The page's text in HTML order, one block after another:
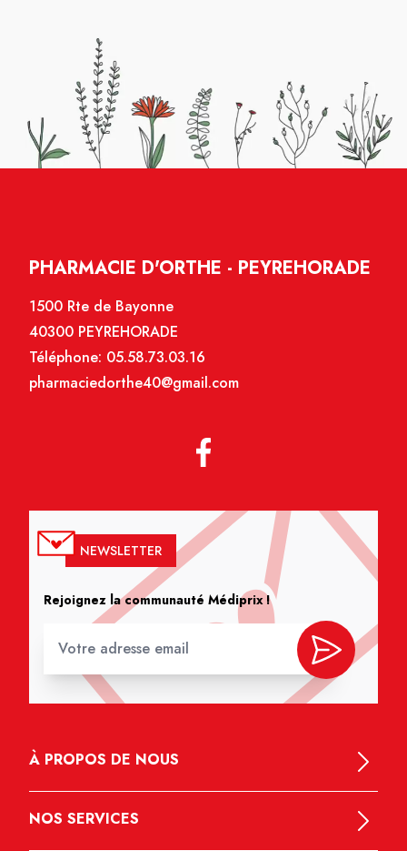
PHARMACIE D'ORTHE - PEYREHORADE
1500 Rte de Bayonne
40300 PEYREHORADE
Téléphone: 05.58.73.03.16
pharmaciedorthe40@gmail.com
NEWSLETTER
Rejoignez la communauté Médiprix !
À PROPOS DE NOUS
NOS SERVICES